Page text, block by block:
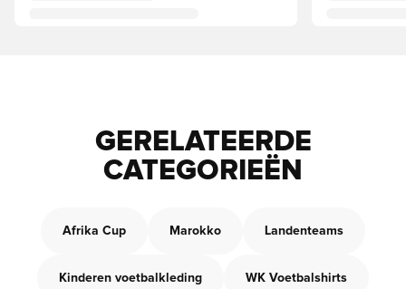
GERELATEERDE
CATEGORIEËN
Afrika Cup Marokko Landenteams
Kinderen voetbalkleding WK Voetbalshirts